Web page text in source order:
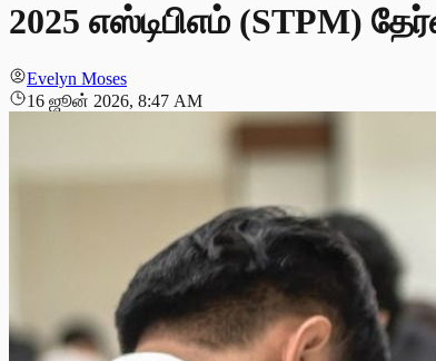
2025 எஸ்டிபிஎம் (STPM)
Evelyn Moses
16 ஜூன் 2026, 8:47 AM